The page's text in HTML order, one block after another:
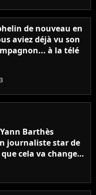
de nouveau en
aviez déjà vu son
à la télé
Barthès
journaliste star de
que cela va changer